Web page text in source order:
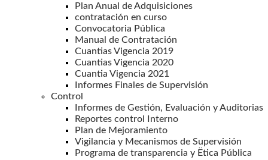
Plan Anual de Adquisiciones
contratación en curso
Convocatoria Pública
Manual de Contratación
Cuantias Vigencia 2019
Cuantias Vigencia 2020
Cuantia Vigencia 2021
Informes Finales de Supervisión
Control
Informes de Gestión, Evaluación y Auditorias
Reportes control Interno
Plan de Mejoramiento
Vigilancia y Mecanismos de Supervisión
Programa de transparencia y Ëtica Pública